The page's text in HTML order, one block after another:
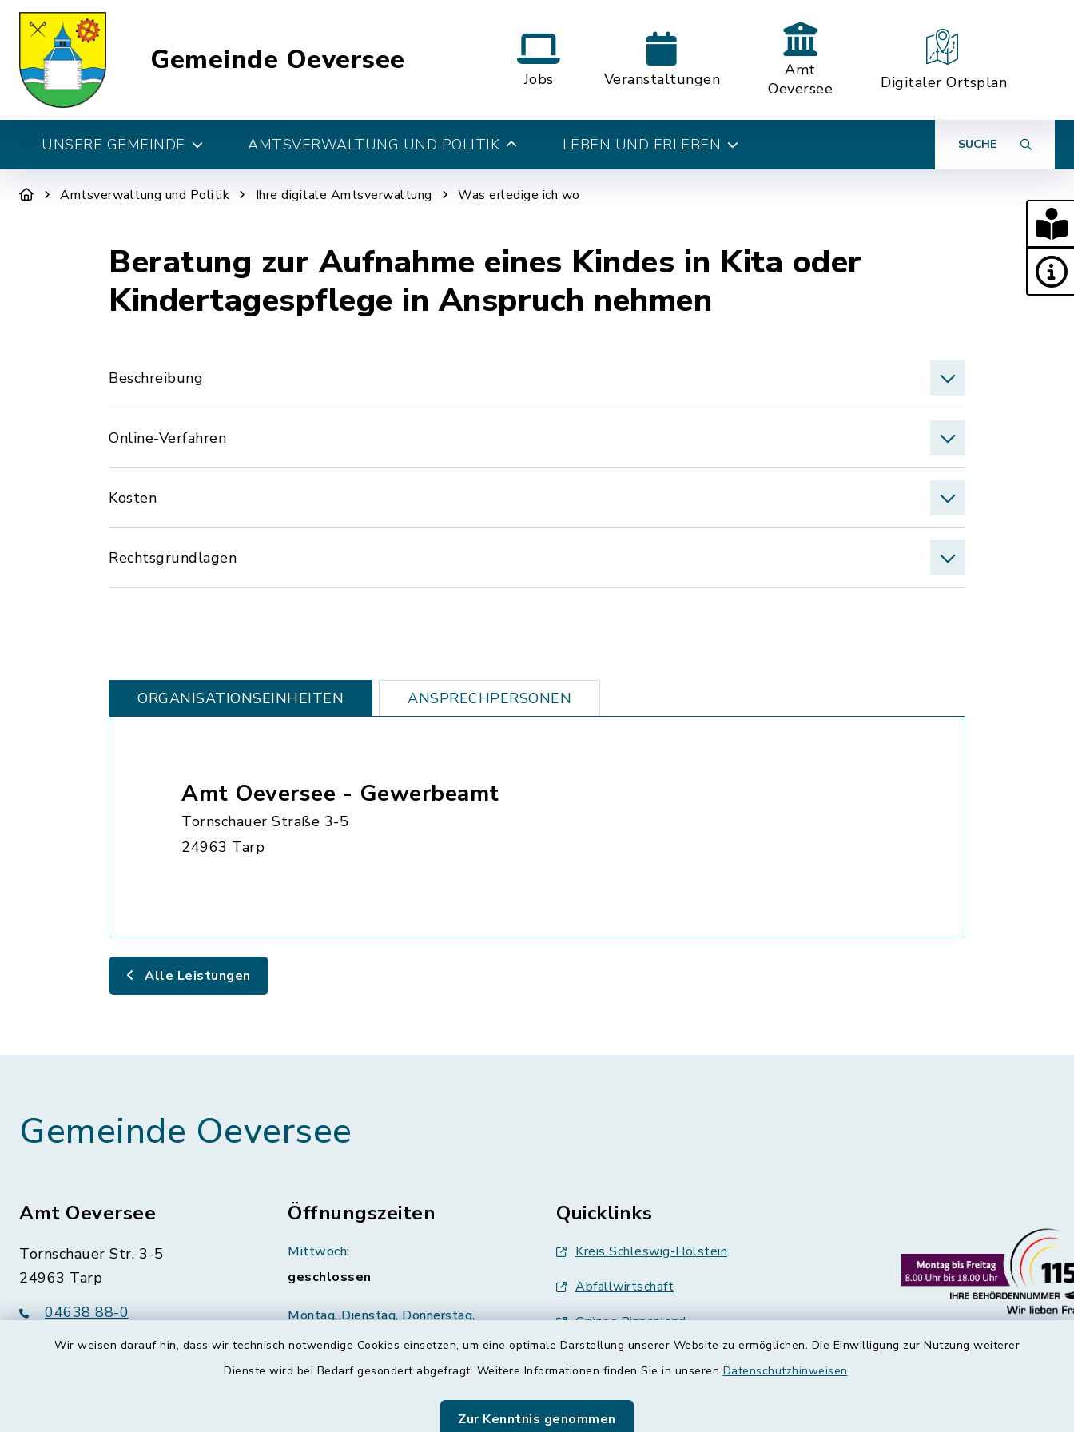
Wir weisen darauf hin, dass wir technisch notwendige Cookies einsetzen, um eine optimale Darstellung unserer Website zu ermöglichen. Die Einwilligung zur Nutzung weiterer
Dienste wird bei Bedarf gesondert abgefragt. Weitere Informationen finden Sie in unseren Datenschutzhinweisen.
Zur Kenntnis genommen
Gemeinde Oeversee
Jobs Veranstaltungen
Amt
Oeversee
Digitaler Ortsplan
UNSERE GEMEINDE AMTSVERWALTUNG UND POLITIK LEBEN UND ERLEBEN SUCHE
Amtsverwaltung und Politik Ihre digitale Amtsverwaltung Was erledige ich wo
Beratung zur Aufnahme eines Kindes in Kita oder
Kindertagespflege in Anspruch nehmen
Beschreibung
Online-Verfahren
Kosten
Rechtsgrundlagen
ORGANISATIONS­EINHEITEN ANSPRECHPERSONEN
Amt Oeversee - Gewerbeamt
Tornschauer Straße 3-5
24963 Tarp
Alle Leistungen
Gemeinde Oeversee
Amt Oeversee
Tornschauer Str. 3-5
24963 Tarp
04638 88-0
04638 88-11
Öffnungszeiten
Mittwoch:
geschlossen
Montag, Dienstag, Donnerstag,
Quicklinks
Kreis Schleswig-Holstein
Abfallwirtschaft
Grünes Binnenland
Treenespiegel
ETS